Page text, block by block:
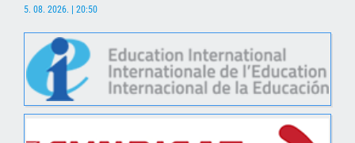
5. 08. 2026. | 20:50